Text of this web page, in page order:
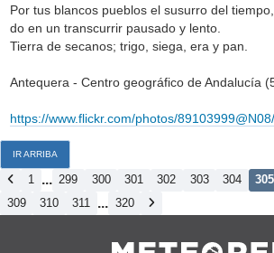
Por tus blancos pueblos el susurro del
do en un transcurrir pausado y lento.
Tierra de secanos; trigo, siega, era y pan.
Antequera - Centro geográfico de Andalucía
https://www.flickr.com/photos/89103999@N08/
IR ARRIBA
1 ... 299 300 301 302 303 304 305
309
310 311 ... 320